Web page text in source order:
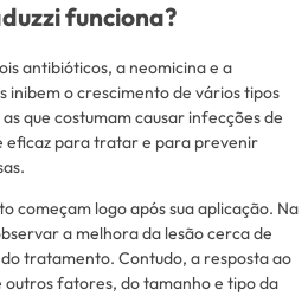
funciona?
antibióticos, a neomicina e a
inibem o crescimento de vários tipos
que costumam causar infecções de
eficaz para tratar e para prevenir
começam logo após sua aplicação. Na
a melhora da lesão cerca de
tratamento. Contudo, a resposta ao
fatores, do tamanho e tipo da